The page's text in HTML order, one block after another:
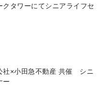
クタワーにてシニアライフセ
社×小田急不動産 共催 シニ
ー